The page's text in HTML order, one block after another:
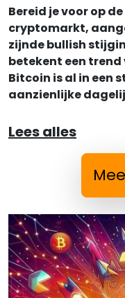
Bereid je voor op
cryptomarkt,
zijnde bullish
betekent een
Bitcoin is al in een
aanzienlijke
Lees alles